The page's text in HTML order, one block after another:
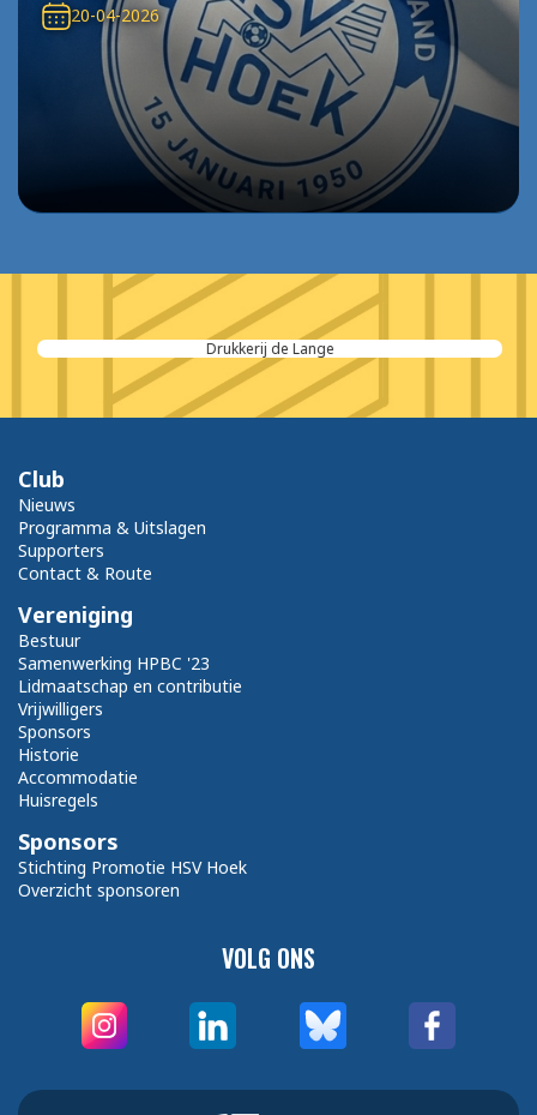
20-04-2026
Drukkerij de Lange
VOLG ONS
Club
Nieuws
Programma & Uitslagen
Supporters
Contact & Route
Vereniging
Bestuur
Samenwerking HPBC '23
Lidmaatschap en contributie
Vrijwilligers
Sponsors
Historie
Accommodatie
Huisregels
Sponsors
Stichting Promotie HSV Hoek
Overzicht sponsoren